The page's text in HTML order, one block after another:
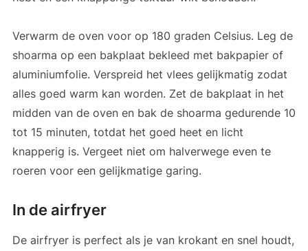
Verwarm de oven voor op 180 graden Celsius. Leg de
shoarma op een bakplaat bekleed met bakpapier of
aluminiumfolie. Verspreid het vlees gelijkmatig zodat
alles goed warm kan worden. Zet de bakplaat in het
midden van de oven en bak de shoarma gedurende 10
tot 15 minuten, totdat het goed heet en licht
knapperig is. Vergeet niet om halverwege even te
roeren voor een gelijkmatige garing.
In de airfryer
De airfryer is perfect als je van krokant en snel houdt,